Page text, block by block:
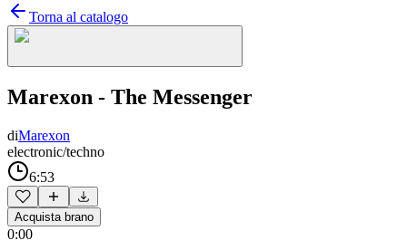
Torna al catalogo
Marexon - The Messenger
diMarexon
electronic/techno
6:53
Acquista brano
0:00